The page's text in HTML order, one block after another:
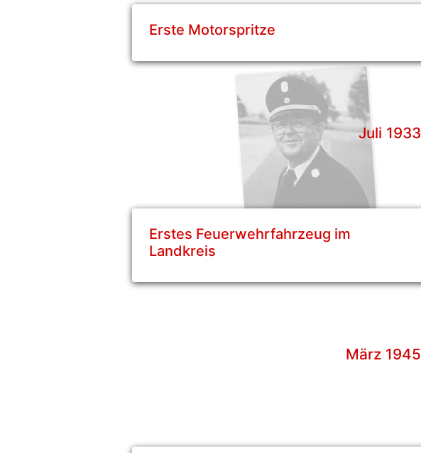
Erste Motorspritze
Juli 1933
Erstes Feuerwehrfahrzeug im
Landkreis
März 1945